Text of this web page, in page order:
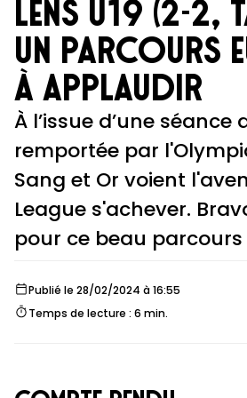
Lens U19 (2-2,
un parcours
à applaudir
À l’issue d’une
remportée par
Sang et Or voient
League s'achever.
pour ce beau parcours
Publié le 28/02/2024 à 16:55
Temps de lecture : 6 min.